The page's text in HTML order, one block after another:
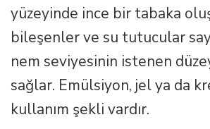
yüzeyinde ince bir tabaka
bileşenler ve su tutucular
nem seviyesinin istenen
sağlar. Emülsiyon, jel ya da
kullanım şekli vardır.